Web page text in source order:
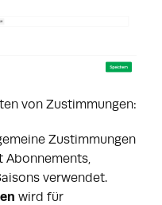
von Zustimmungen:
Zustimmungen
Abonnements,
verwendet.
wird für